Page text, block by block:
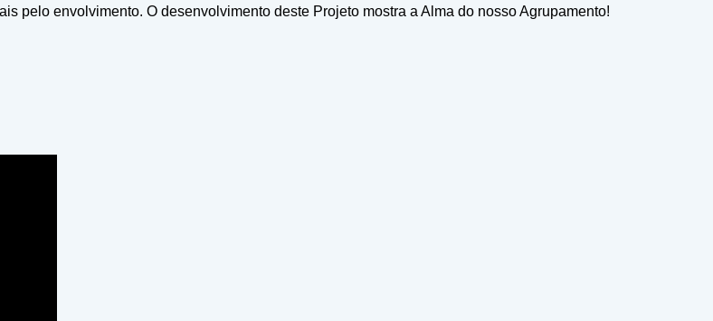
pelo envolvimento. O desenvolvimento deste Projeto mostra a Alma do nosso Agrupamento!